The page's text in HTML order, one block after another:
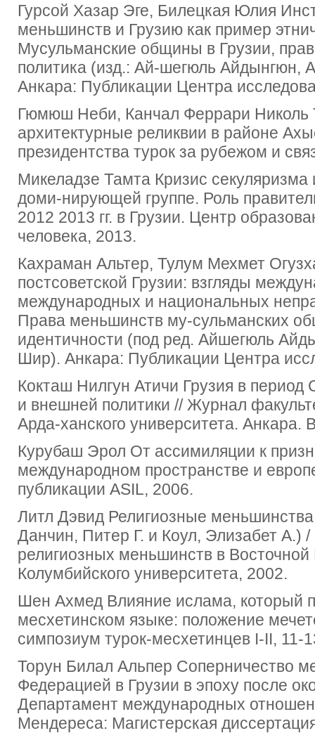
Гурсой Хазар Эге, Билецкая Юлия
меньшинств и Грузию как пример
Мусульманские общины в Грузии,
политика (изд.: Ай-шегюль Айдынгюн,
Анкара: Публикации Центра
Гюмюш Неби, Канчал Феррари Николь
архитектурные реликвии в районе
президентства турок за рубежом и
Микеладзе Тамта Кризис
доми-нирующей группе. Роль
2012 2013 гг. в Грузии. Центр
человека, 2013.
Кахраман Альтер, Тулум Мехмет
постсоветской Грузии: взгляды
международных и национальных
Права меньшинств му-сульманских
идентичности (под ред. Айшегюль
Шир). Анкара: Публикации Центра
Кокташ Нилгун Атичи Грузия в
и внешней политики // Журнал
Арда-ханского университета. Анкара.
Курубаш Эрол От ассимиляции к
международном пространстве и
публикации ASIL, 2006.
Литл Дэвид Религиозные
Данчин, Питер Г. и Коул, Элизабет А.)
религиозных меньшинств в
Колумбийского университета, 2002.
Шен Ахмед Влияние ислама, который
месхетинском языке: положение
симпозиум турок-месхетинцев I-II, 11-
Торун Билал Альпер Соперничество
Федерацией в Грузии в эпоху после
Департамент международных
Мендереса: Магистерская